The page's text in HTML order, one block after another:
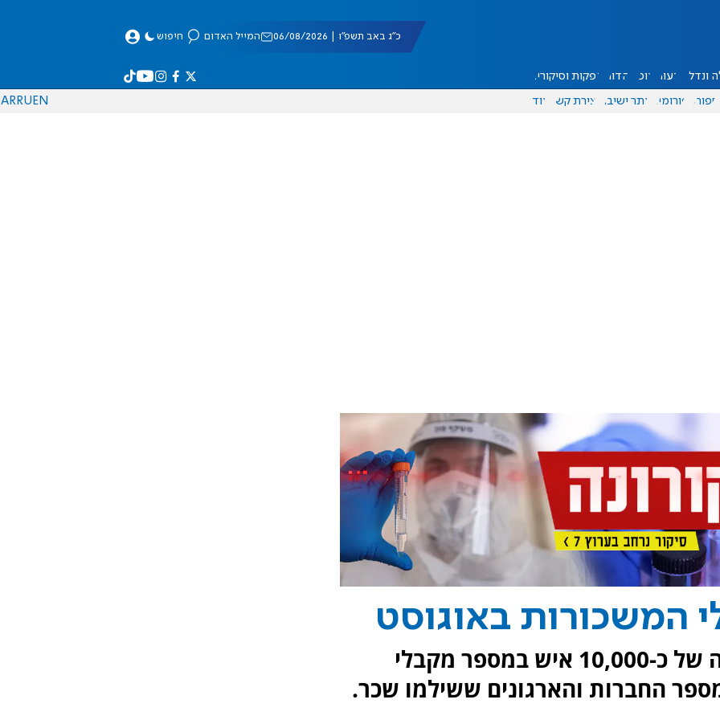
כ"ג באב תשפ"ו | 06/08/2026 המייל האדום חיפוש
ונדל"ן דעות אוכל יהדות הפקות וסיקורים
ספורט פורומים אתר ישיבה יצירת קשר עוד EN
RU
AR
המשכורות באוגוסט
לראשונה מסיום הסגר חלה ירידה של כ-10,000 איש במספר מקבלי